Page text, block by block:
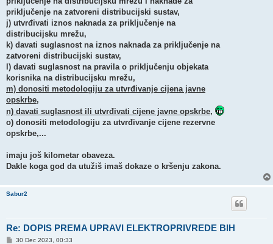
priključenje na zatvoreni distribucijski sustav,
j) utvrđivati iznos naknada za priključenje na
distribucijsku mrežu,
k) davati suglasnost na iznos naknada za priključenje na
zatvoreni distribucijski sustav,
l) davati suglasnost na pravila o priključenju objekata
korisnika na distribucijsku mrežu,
m) donositi metodologiju za utvrđivanje cijena javne
opskrbe,
n) davati suglasnost ili utvrđivati cijene javne opskrbe,
o) donositi metodologiju za utvrđivanje cijene rezervne
opskrbe,...
imaju još kilometar obaveza.
Dakle koga god da utužiš imaš dokaze o kršenju zakona.
Sabur2
Re: DOPIS PREMA UPRAVI ELEKTROPRIVREDE BIH
P30 Dec 2023, 00:33